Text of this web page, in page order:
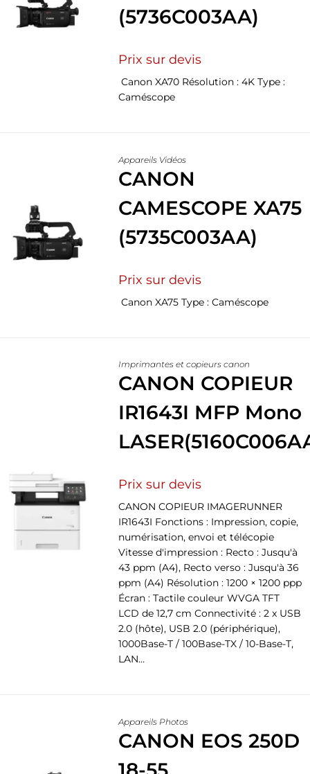
(5736C003AA)
Prix sur devis
Canon XA70 Résolution : 4K Type :
Caméscope
Appareils Vidéos
CANON
CAMESCOPE XA75
(5735C003AA)
Prix sur devis
Canon XA75 Type : Caméscope
Imprimantes et copieurs canon
CANON COPIEUR
IR1643I MFP Mono
Prix sur devis
CANON COPIEUR IMAGERUNNER
IR1643I Fonctions : Impression, copie,
numérisation, envoi et télécopie
Vitesse d'impression : Recto : Jusqu'à
43 ppm (A4), Recto verso : Jusqu'à 36
ppm (A4) Résolution : 1200 × 1200 ppp
Écran : Tactile couleur WVGA TFT
LCD de 12,7 cm Connectivité : 2 x USB
2.0 (hôte), USB 2.0 (périphérique),
1000Base-T / 100Base-TX / 10-Base-T,
LAN…
Appareils Photos
CANON EOS 250D